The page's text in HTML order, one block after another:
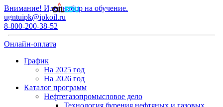
Внимание! Идет набор на обучение.
ugntuipk@ipkoil.ru
8-800-200-38-52
Онлайн-оплата
График
На 2025 год
На 2026 год
Каталог программ
Нефтегазопромысловое дело
Технология бурения нефтяных и газовых